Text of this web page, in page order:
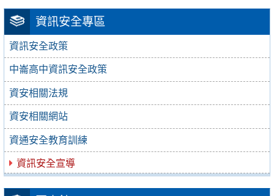
資訊安全專區
資訊安全政策
中崙高中資訊安全政策
資安相關法規
資安相關網站
資通安全教育訓練
資訊安全宣導